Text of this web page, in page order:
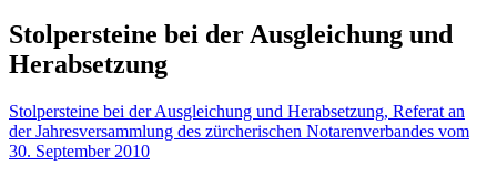
Stolpersteine bei der Ausgleichung und
Herabsetzung
Stolpersteine bei der Ausgleichung und Herabsetzung, Referat an
der Jahresversammlung des zürcherischen Notarenverbandes vom
30. September 2010